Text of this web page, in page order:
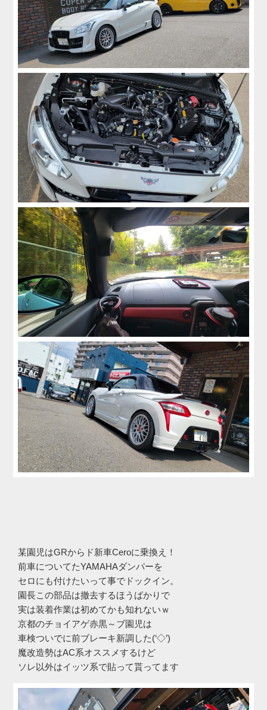
某園児はGRからド新車Ceroに乗換え！
前車についてたYAMAHAダンパーを
セロにも付けたいって事でドックイン。
園長この部品は撤去するほうばかりで
実は装着作業は初めてかも知れないｗ
京都のチョイアゲ赤黒～ブ園児は
車検ついでに前ブレーキ新調した(‘◇’)ゞ
魔改造勢はAC系オススメするけど
ソレ以外はイッツ系で貼って貰ってます